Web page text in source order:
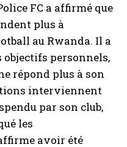
FC a affirmé que
plus à
au Rwanda. Il a
objectifs personnels,
répond plus à son
interviennent
par son club,
les
avoir été